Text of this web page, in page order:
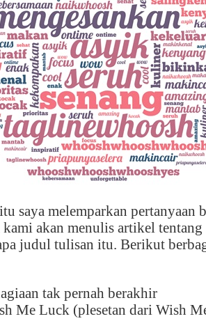
saya melemparkan pertanyaan
kami akan menulis artikel
judul tulisan itu. Berikut
tak pernah berakhir
Me Luck (plesetan dari Wish